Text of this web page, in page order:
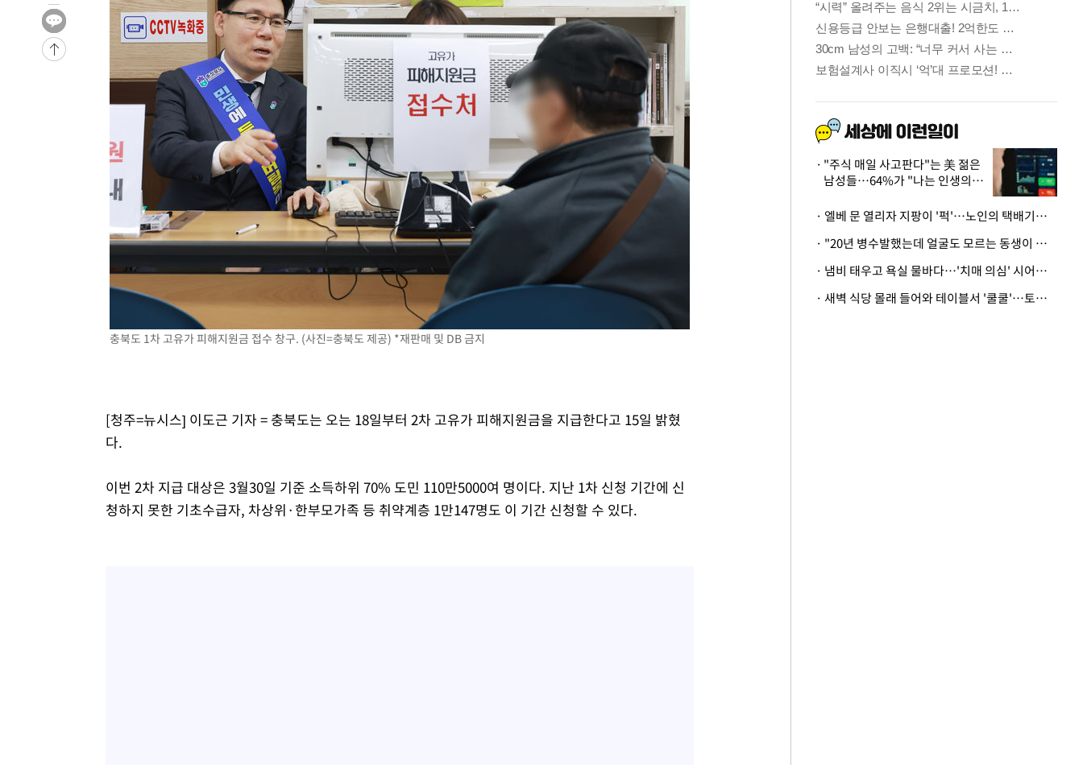
충북도 1차 고유가 피해지원금 접수 창구. (사진=충북도 제공) *재판매 및 DB 금지
[청주=뉴시스] 이도근 기자 = 충북도는 오는 18일부터 2차 고유가 피해지원금을 지급한다고 15일 밝혔
다.
이번 2차 지급 대상은 3월30일 기준 소득하위 70% 도민 110만5000여 명이다. 지난 1차 신청 기간에 신
청하지 못한 기초수급자, 차상위·한부모가족 등 취약계층 1만147명도 이 기간 신청할 수 있다.
"주식 매일 사고판다"는 美 젊은
남성들…64%가 "나는 인생의
· 엘베 문 열리자 지팡이 '퍽'…노인의 택배기사 폭행 이유
· "20년 병수발했는데 얼굴도 모르는 동생이 유산 절반을"…배다른 형제 상속권 있을까
· 냄비 태우고 욕실 물바다…'치매 의심' 시어머니 검사 권유했다가 '날벼락'
· 새벽 식당 몰래 들어와 테이블서 '쿨쿨'…토사물 남기고 사라진 남성